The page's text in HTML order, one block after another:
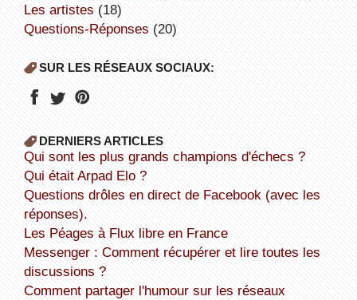
Les artistes (18)
Questions-Réponses (20)
SUR LES RÉSEAUX SOCIAUX:
DERNIERS ARTICLES
Qui sont les plus grands champions d'échecs ?
Qui était Arpad Elo ?
Questions drôles en direct de Facebook (avec les
réponses).
Les Péages à Flux libre en France
Messenger : Comment récupérer et lire toutes les
discussions ?
Comment partager l'humour sur les réseaux